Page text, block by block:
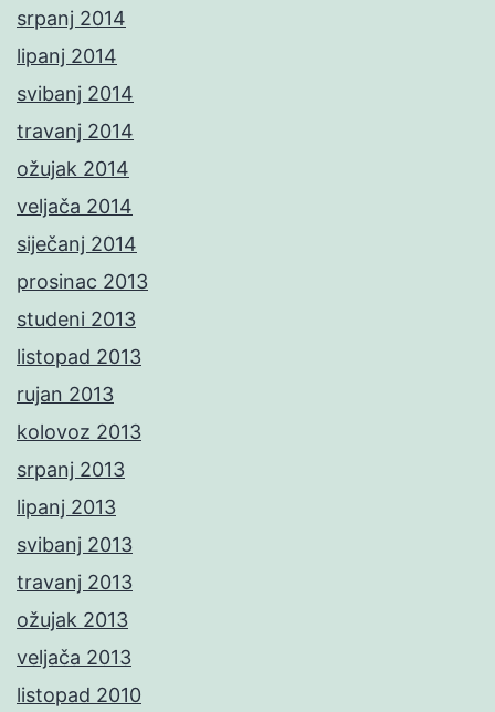
srpanj 2014
lipanj 2014
svibanj 2014
travanj 2014
ožujak 2014
veljača 2014
siječanj 2014
prosinac 2013
studeni 2013
listopad 2013
rujan 2013
kolovoz 2013
srpanj 2013
lipanj 2013
svibanj 2013
travanj 2013
ožujak 2013
veljača 2013
listopad 2010